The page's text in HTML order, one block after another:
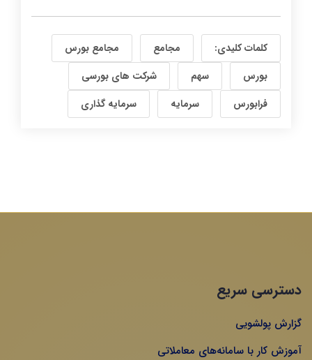
کلمات کلیدی: مجامع
مجامع بورس
بورس
سهم
شرکت های بورسی
فرابورس
سرمایه سرمایه گذاری
دسترسی سریع
گزارش پولشویی
آموزش کار با سامانه‌های معاملاتی